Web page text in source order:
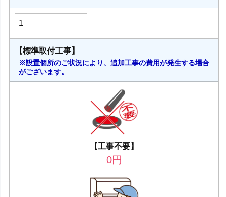
【標準取付工事】
※設置個所のご状況により、追加工事の費用が発生する場合
がございます。
【工事不要】
0円